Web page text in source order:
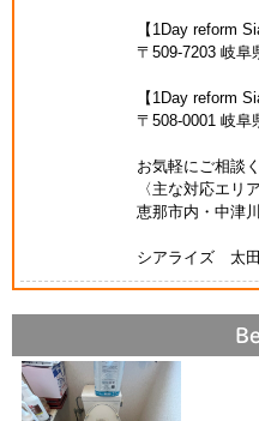
【1Day reform
〒509-7203 岐阜
【1Day reform
〒508-0001 岐阜
お気軽にご相談
〈主な対応エリア
恵那市内・中津
シアライズ 太田